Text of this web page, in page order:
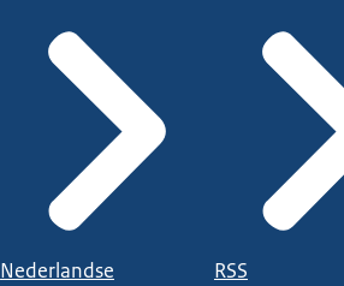
Nederlandse RSS